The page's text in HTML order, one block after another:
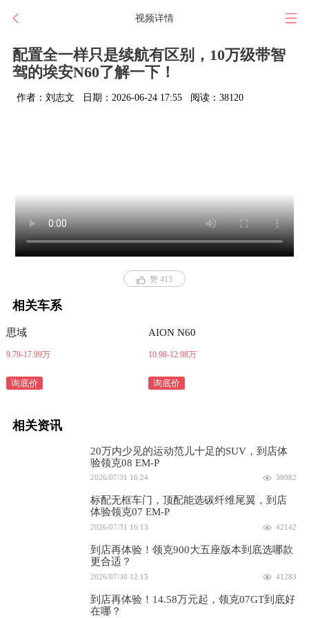
视频详情
配置全一样只是续航有区别，10万级带智
驾的埃安N60了解一下！
作者：刘志文 日期：2026-06-24 17:55 阅读：38120
赞 413
相关车系
思域
9.79-17.99万
询底价
AION N60
10.98-12.98万
询底价
相关资讯
20万内少见的运动范儿十足的SUV，到店体
验领克08 EM-P
2026/07/31 16:24 38082
标配无框车门，顶配能选碳纤维尾翼，到店
体验领克07 EM-P
2026/07/31 16:13 42142
到店再体验！领克900大五座版本到底选哪款
更合适？
2026/07/30 12:15 41283
到店再体验！14.58万元起，领克07GT到底好
在哪？